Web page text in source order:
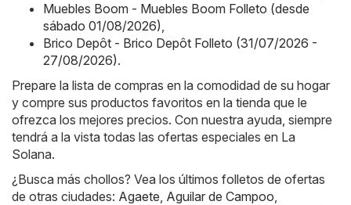
Muebles Boom - Muebles Boom Folleto (desde
sábado 01/08/2026),
Brico Depôt - Brico Depôt Folleto (31/07/2026 -
27/08/2026).
Prepare la lista de compras en la comodidad de su hogar
y compre sus productos favoritos en la tienda que le
ofrezca los mejores precios. Con nuestra ayuda, siempre
tendrá a la vista todas las ofertas especiales en La
Solana.
¿Busca más chollos? Vea los últimos folletos de ofertas
de otras ciudades: Agaete, Aguilar de Campoo,